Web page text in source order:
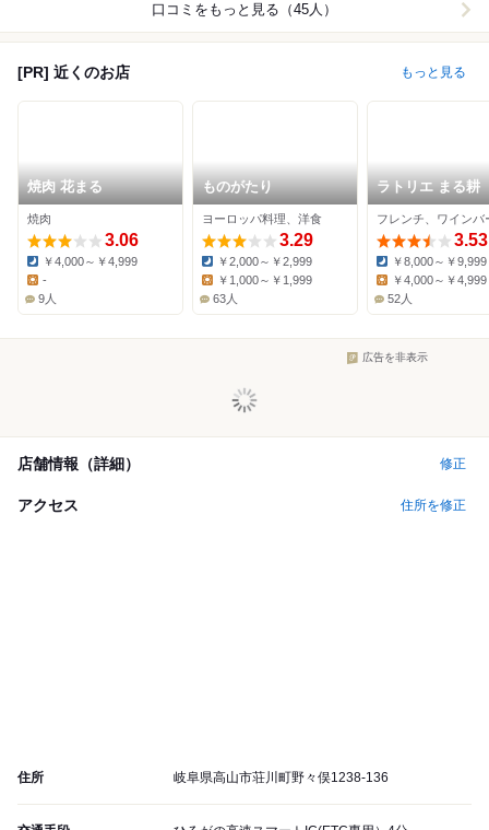
口コミをもっと見る（45人）
[PR] 近くのお店 もっと見る
焼肉 花まる
焼肉
3.06
Dinner:
￥4,000～￥4,999
-
9人
ものがたり
ヨーロッパ料理、洋食
3.29
Dinner:
￥2,000～￥2,999
￥1,000～￥1,999
63人
ラトリエ まる耕
3.53
Dinner:
￥8,000～￥9,999
￥4,000～￥4,999
52人
広告を非表示
店舗情報（詳細） 修正
アクセス 住所を修正
住所 岐阜県高山市荘川町野々俣1238-136